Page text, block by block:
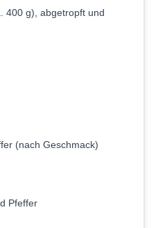
400 g), abgetropft und
(nach Geschmack)
Pfeffer